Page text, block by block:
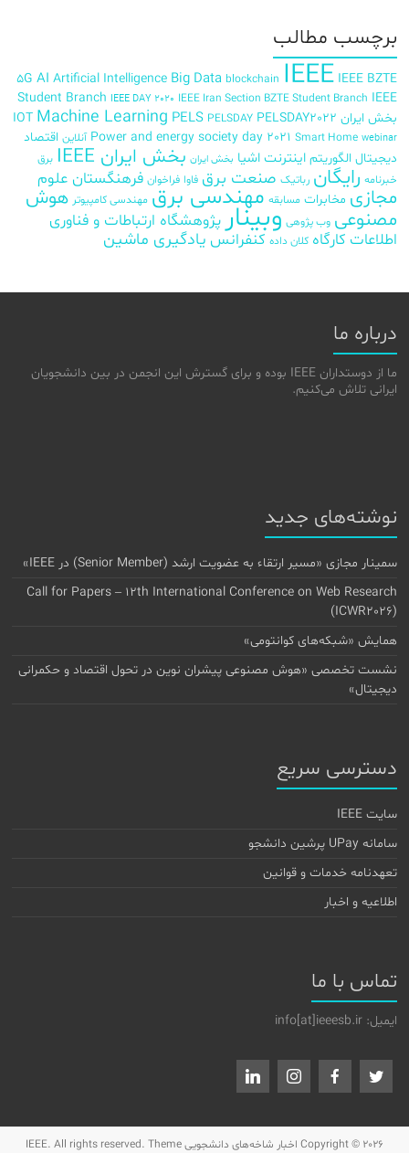
برچسب‌ مطالب
5G AI Artificial Intelligence Big Data blockchain IEEE IEEE BZTE
Student Branch IEEE DAY 2020 IEEE Iran Section BZTE Student Branch IEEE
بخش ایران
IOT Machine Learning PELS PELSDAY PELSDAY2022
Power and energy society day 2021 Smart Home webinar آنلاین اقتصاد
دیجیتال الگوریتم اینترنت اشیا بخش ایران بخش ایران IEEE
برق
خبرنامه رایگان رباتیک صنعت برق فاوا فراخوان فرهنگستان علوم
مجازی مخابرات مسابقه مهندسی برق مهندسی کامپیوتر هوش
مصنوعی وب پژوهی وبینارپژوهشگاه ارتباطات و فناوری
اطلاعات کارگاه کلان داده کنفرانس یادگیری ماشین
درباره ما
ما از دوستداران IEEE بوده و برای گسترش این انجمن در بین دانشجویان
ایرانی تلاش می‌کنیم.
نوشته‌های جدید
سمینار مجازی «مسیر ارتقاء به عضویت ارشد (Senior Member) در IEEE»
Call for Papers – 12th International Conference on Web Research
(ICWR2026)
همایش «شبکه‌های کوانتومی»
نشست تخصصی «هوش مصنوعی پیشران نوین در تحول اقتصاد و حکمرانی
دیجیتال»
دسترسی سریع
سایت IEEE
سامانه UPay پرشین دانشجو
تعهدنامه خدمات و قوانین
اطلاعیه و اخبار
تماس با ما
ایمیل: info[at]ieeesb.ir
Copyright © 2026 اخبار شاخه‌های دانشجویی IEEE. All rights reserved. Theme